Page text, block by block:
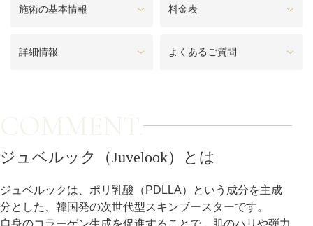
アクセス
西梅田から徒歩2分
予約方法に
ついて
アフターケア オンライン診療
施術の基本情報 料金表
詳細情報 よくあるご質問
ジュベルック（Juvelook）とは
ジュベルックは、ポリ乳酸（PDLLA）という成分を主成
分とした、韓国発の次世代型スキンブースターです。
自身のコラーゲン生成を促進することで、肌のハリや弾力